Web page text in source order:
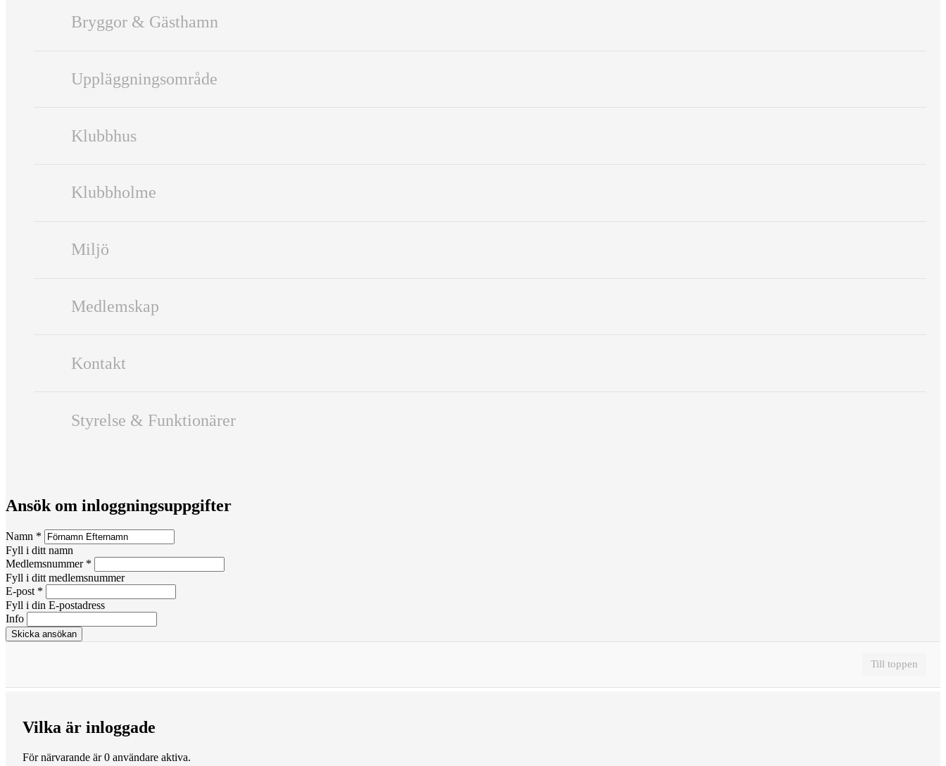
Bryggor & Gästhamn
Uppläggningsområde
Klubbhus
Klubbholme
Miljö
Medlemskap
Kontakt
Styrelse & Funktionärer
Ansök om inloggningsuppgifter
Namn *
Fyll i ditt namn
Medlemsnummer *
Fyll i ditt medlemsnummer
E-post *
Fyll i din E-postadress
Info
Till toppen
Vilka är inloggade
För närvarande är 0 användare aktiva.